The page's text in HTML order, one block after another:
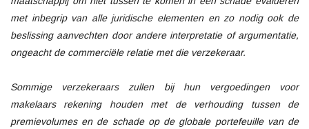
met inbegrip van alle juridische elementen en zo nodig ook de
beslissing aanvechten door andere interpretatie of argumentatie,
ongeacht de commerciële relatie met die verzekeraar.
Sommige verzekeraars zullen bij hun vergoedingen voor
makelaars rekening houden met de verhouding tussen de
premievolumes en de schade op de globale portefeuille van de